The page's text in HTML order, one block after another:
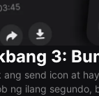
3:
ang send icon at
ng ilang segundo,